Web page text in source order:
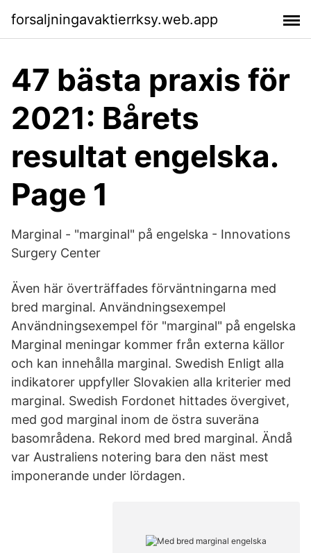
forsaljningavaktierrksy.web.app
47 bästa praxis för
2021: Bårets
resultat engelska.
Page 1
Marginal - "marginal" på engelska - Innovations
Surgery Center
Även här överträffades förväntningarna med
bred marginal. Användningsexempel
Användningsexempel för "marginal" på engelska
Marginal meningar kommer från externa källor
och kan innehålla marginal. Swedish Enligt alla
indikatorer uppfyller Slovakien alla kriterier med
marginal. Swedish Fordonet hittades övergivet,
med god marginal inom de östra suveräna
basområdena. Rekord med bred marginal. Ändå
var Australiens notering bara den näst mest
imponerande under lördagen.